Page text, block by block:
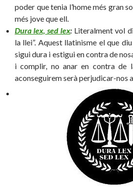
poder que tenia l’home més gran
més jove que ell.
Dura lex, sed lex: Literalment vol
la llei”. Aquest llatinisme el que
sigui dura i estigui en contra de
i complir, no anar en contra de
aconseguirem serà perjudicar-nos